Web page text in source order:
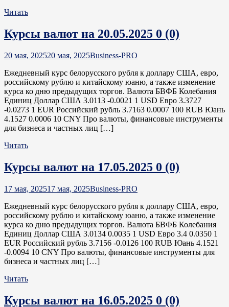
Читать
Курсы валют на 20.05.2025 0 (0)
20 мая, 202520 мая, 2025Business-PRO
Ежедневный курс белорусского рубля к доллару США, евро,
российскому рублю и китайскому юаню, а также изменение
курса ко дню предыдущих торгов. Валюта БВФБ Колебания
Единиц Доллар США 3.0113 -0.0021 1 USD Евро 3.3727
-0.0273 1 EUR Российский рубль 3.7163 0.0007 100 RUB Юань
4.1527 0.0006 10 CNY Про валюты, финансовые инструменты
для бизнеса и частных лиц […]
Читать
Курсы валют на 17.05.2025 0 (0)
17 мая, 202517 мая, 2025Business-PRO
Ежедневный курс белорусского рубля к доллару США, евро,
российскому рублю и китайскому юаню, а также изменение
курса ко дню предыдущих торгов. Валюта БВФБ Колебания
Единиц Доллар США 3.0134 0.0035 1 USD Евро 3.4 0.0350 1
EUR Российский рубль 3.7156 -0.0126 100 RUB Юань 4.1521
-0.0094 10 CNY Про валюты, финансовые инструменты для
бизнеса и частных лиц […]
Читать
Курсы валют на 16.05.2025 0 (0)